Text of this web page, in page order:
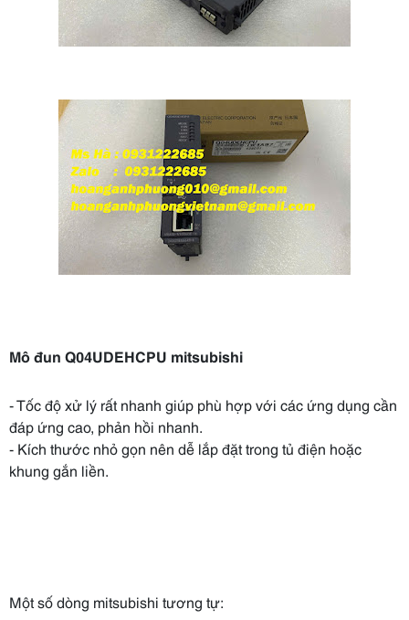
Mô đun Q04UDEHCPU mitsubishi
- Tốc độ xử lý rất nhanh giúp phù hợp với các ứng dụng cần
đáp ứng cao, phản hồi nhanh.
- Kích thước nhỏ gọn nên dễ lắp đặt trong tủ điện hoặc
khung gắn liền.
Một số dòng mitsubishi tương tự: